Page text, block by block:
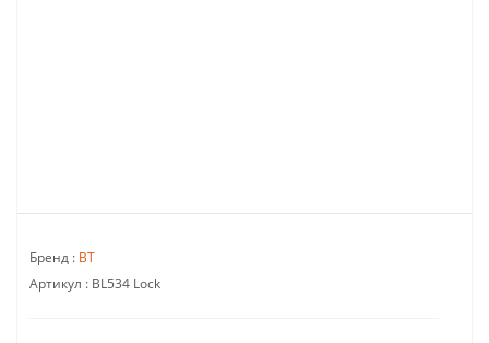
Бренд : BT
Артикул : BL534 Lock